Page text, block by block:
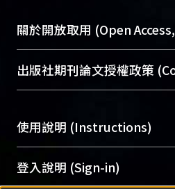
成果。
To permanently archive
profiles and scholarly
services of “NTU
Sciences Library)
關於開放取用 (Open
開放取用是從使用者角度提
動，應用在學術研究上是透
用逐年攀升。同時可加速研
Archive）平台。 （點選深入
出版社期刊論文授權政策
含部分內容的版權非匯入
助與合作完成，請確認該
意提供此授權。
Please represent that the
使用說明 (Instructions)
網站簡介(Quickstart Guide)
使用手冊(Instruction
登入說明 (Sign-in)